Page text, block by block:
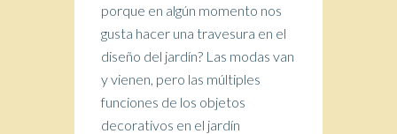
porque en algún momento nos
gusta hacer una travesura en el
diseño del jardín? Las modas van
y vienen, pero las múltiples
funciones de los objetos
decorativos en el jardín